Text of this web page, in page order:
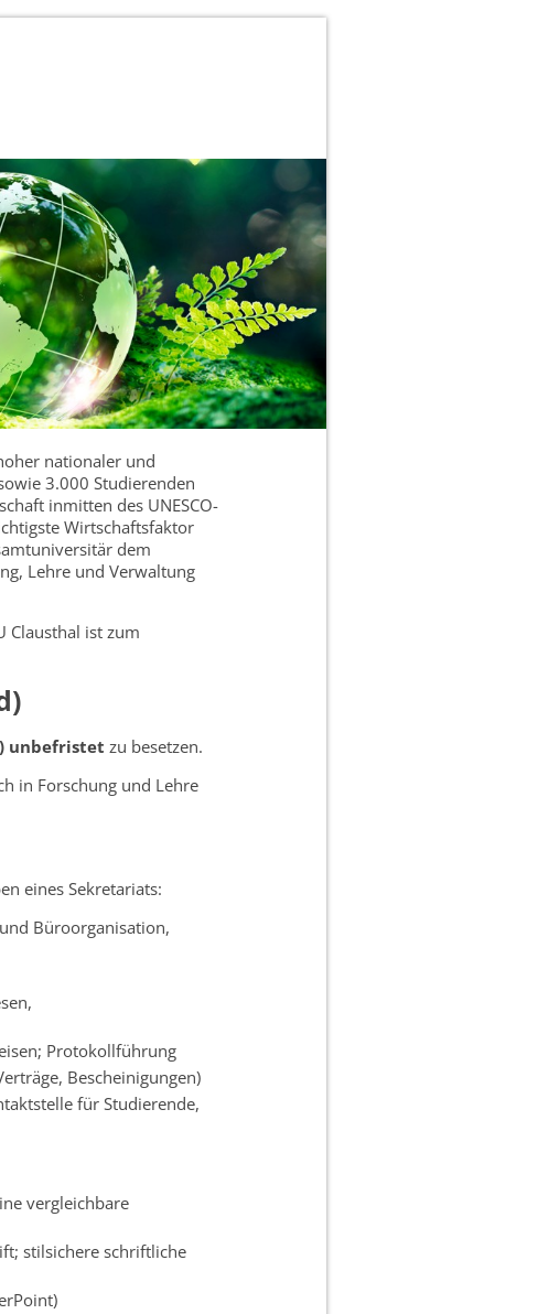
nationaler und
3.000 Studierenden
inmitten des UNESCO-
Wirtschaftsfaktor
dem
Lehre und Verwaltung
Clausthal ist zum
unbefristet zu besetzen.
in Forschung und Lehre
eines Sekretariats:
Büroorganisation,
Protokollführung
Bescheinigungen)
für Studierende,
vergleichbare
stilsichere schriftliche